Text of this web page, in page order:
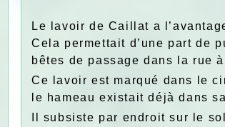
Le lavoir de Caillat a
Cela permettait d’une part de
bêtes de passage dans la rue
Ce lavoir est marqué dans le
le hameau existait déjà dans
Il subsiste par endroit sur le